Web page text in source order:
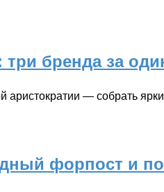
бренда за
аристократии — собрать
форпост и